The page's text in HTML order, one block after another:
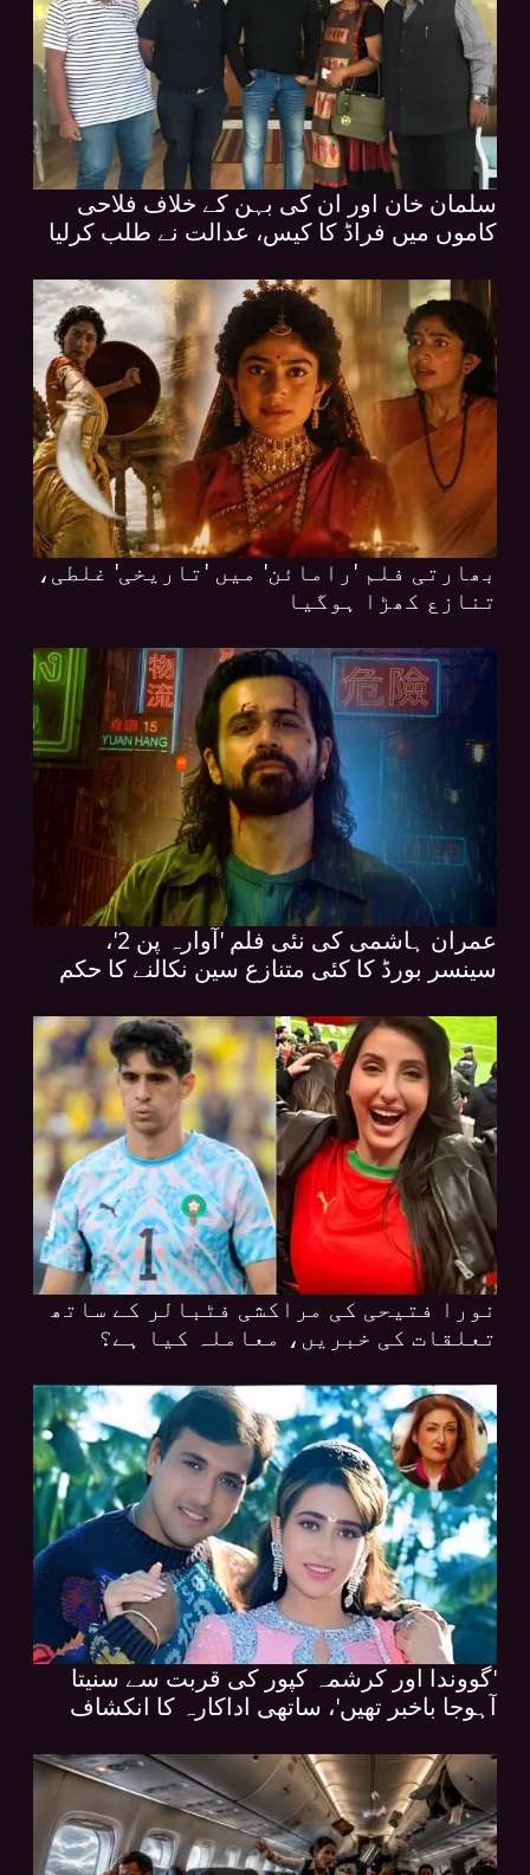
سلمان خان اور ان کی بہن کے خلاف فلاحی
کاموں میں فراڈ کا کیس، عدالت نے طلب کرلیا
بھارتی فلم 'رامائن' میں 'تاریخی' غلطی،
تنازع کھڑا ہوگیا
عمران ہاشمی کی نئی فلم 'آوارہ پن 2'،
سینسر بورڈ کا کئی متنازع سین نکالنے کا حکم
نورا فتیحی کی مراکشی فٹبالر کے ساتھ
تعلقات کی خبریں، معاملہ کیا ہے؟
'گووندا اور کرشمہ کپور کی قربت سے سنیتا
آہوجا باخبر تھیں'، ساتھی اداکارہ کا انکشاف